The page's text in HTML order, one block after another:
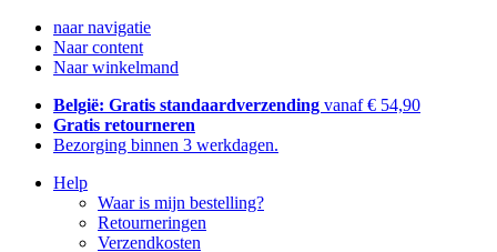
naar navigatie
Naar content
Naar winkelmand
België: Gratis standaardverzending vanaf € 54,90
Gratis retourneren
Bezorging binnen 3 werkdagen.
Help
Waar is mijn bestelling?
Retourneringen
Verzendkosten